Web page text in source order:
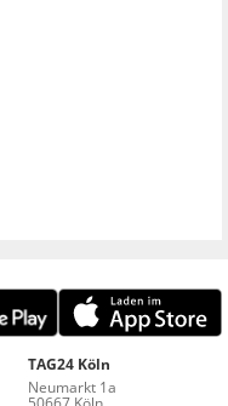
TAG24 Köln
Neumarkt 1a